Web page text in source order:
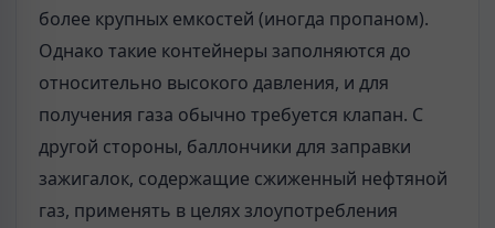
более крупных емкостей (иногда пропаном).
Однако такие контейнеры заполняются до
относительно высокого давления, и для
получения газа обычно требуется клапан. С
другой стороны, баллончики для заправки
зажигалок, содержащие сжиженный нефтяной
газ, применять в целях злоупотребления